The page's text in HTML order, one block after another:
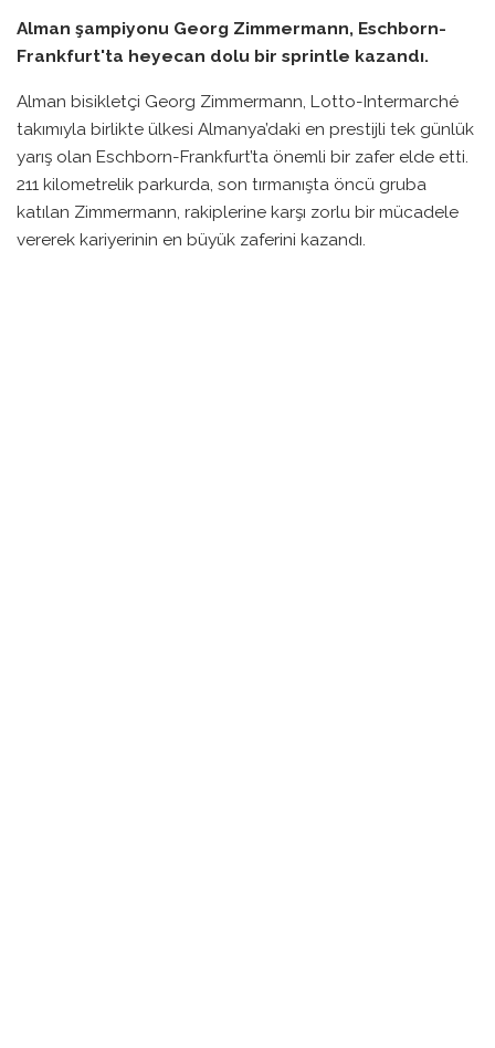
Alman şampiyonu Georg Zimmermann, Eschborn-
Frankfurt'ta heyecan dolu bir sprintle kazandı.
Alman bisikletçi Georg Zimmermann, Lotto-Intermarché
takımıyla birlikte ülkesi Almanya’daki en prestijli tek günlük
yarış olan Eschborn-Frankfurt’ta önemli bir zafer elde etti.
211 kilometrelik parkurda, son tırmanışta öncü gruba
katılan Zimmermann, rakiplerine karşı zorlu bir mücadele
vererek kariyerinin en büyük zaferini kazandı.